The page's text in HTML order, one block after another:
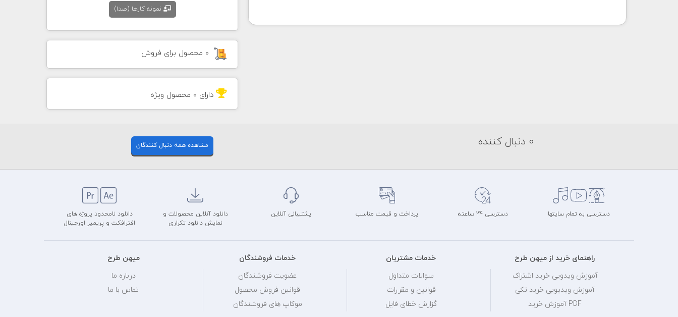
نمونه کارها (صدا)
دارای 0 محصول ويژه
0 دنبال کننده مشاهده همه دنبال کنندگان
دسترسی به تمام سایتها دسترسی 24 ساعته پرداخت و قیمت مناسب پشتیبانی آنلاین
دانلود آنلاین محصولات و
نمایش دانلود تکراری
دانلود نامحدود پروژه های
افترافکت و پریمیر اورجینال
راهنمای خرید از میهن طرح
آموزش ویدویی خرید اشتراک
آموزش ویدیویی خرید تکی
PDF آموزش خرید
خدمات مشتریان
سوالات متداول
قوانین و مقررات
گزارش خطای فایل
خدمات فروشندگان
عضویت فروشندگان
قوانین فروش محصول
موکاپ های فروشندگان
میهن طرح
درباره ما
تماس با ما